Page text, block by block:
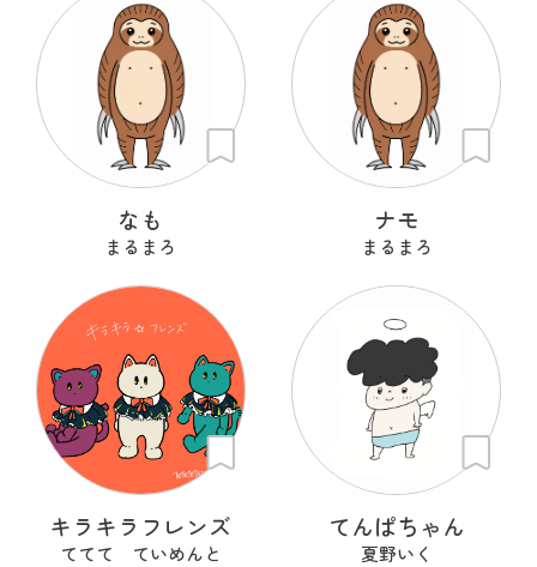
なも
まるまろ
ナモ
まるまろ
キラキラフレンズ
ててて ていめんと
てんぱちゃん
夏野いく